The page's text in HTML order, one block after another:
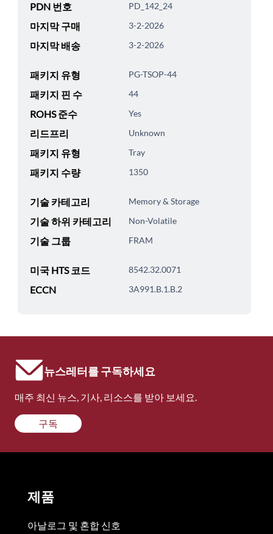
PDN 번호 PD_142_24
마지막 구매 3-2-2026
마지막 배송 3-2-2026
패키지 유형 PG-TSOP-44
패키지 핀 수 44
ROHS 준수 Yes
리드프리 Unknown
패키지 유형 Tray
패키지 수량 1350
기술 카테고리 Memory & Storage
기술 하위 카테고리 Non-Volatile
기술 그룹 FRAM
미국 HTS 코드 8542.32.0071
ECCN 3A991.B.1.B.2
뉴스레터를 구독하세요
매주 최신 뉴스, 기사, 리소스를 받아 보세요.
구독
제품
아날로그 및 혼합 신호